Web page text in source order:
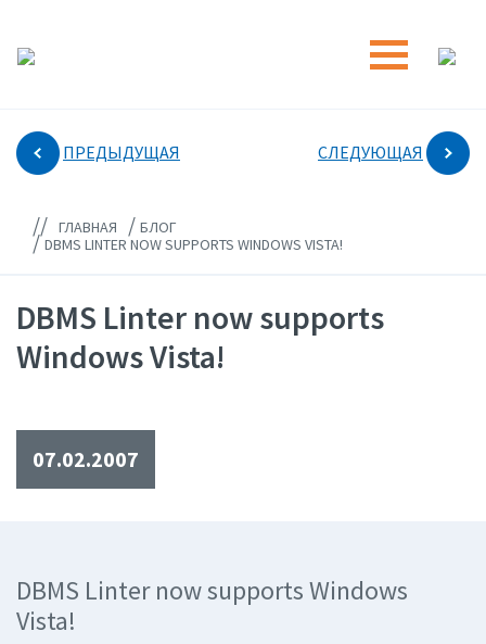
ПРЕДЫДУЩАЯ СЛЕДУЮЩАЯ
// ГЛАВНАЯ / БЛОГ
/DBMS LINTER NOW SUPPORTS WINDOWS VISTA!
DBMS Linter now supports
Windows Vista!
07.02.2007
DBMS Linter now supports Windows
Vista!